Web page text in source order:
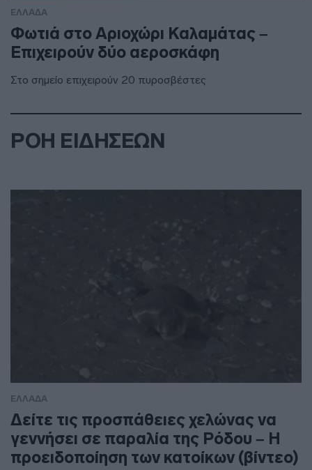
ΕΛΛΑΔΑ
Φωτιά στο Αριοχώρι Καλαμάτας –
Επιχειρούν δύο αεροσκάφη
Στο σημείο επιχειρούν 20 πυροσβέστες
ΡΟΗ ΕΙΔΗΣΕΩΝ
ΕΛΛΑΔΑ
Δείτε τις προσπάθειες χελώνας να
γεννήσει σε παραλία της Ρόδου – Η
προειδοποίηση των κατοίκων (βίντεο)